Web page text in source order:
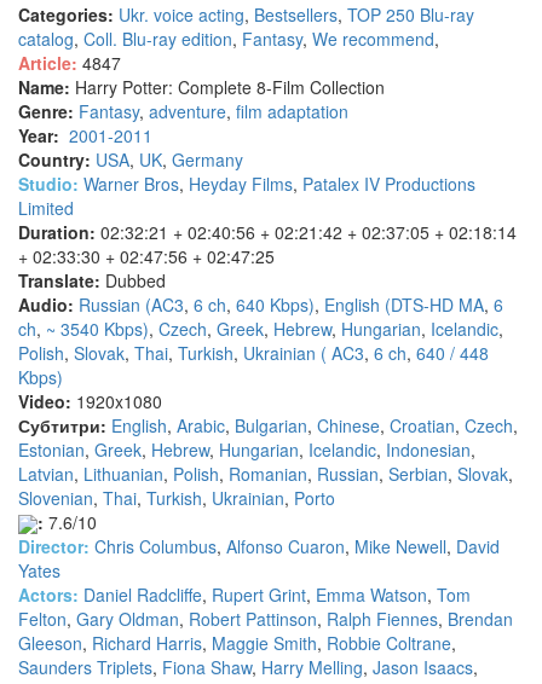
Categories: Ukr. voice acting, Bestsellers, TOP 250 Blu-ray
catalog, Coll. Blu-ray edition, Fantasy, We recommend,
Article: 4847
Name: Harry Potter: Complete 8-Film Collection
Genre: Fantasy, adventure, film adaptation
Year: 2001-2011
Country: USA, UK, Germany
Studio: Warner Bros, Heyday Films, Patalex IV Productions
Limited
Duration: 02:32:21 + 02:40:56 + 02:21:42 + 02:37:05 + 02:18:14
+ 02:33:30 + 02:47:56 + 02:47:25
Translate: Dubbed
Audio: Russian (AC3, 6 ch, 640 Kbps), English (DTS-HD MA, 6
ch, ~ 3540 Kbps), Czech, Greek, Hebrew, Hungarian, Icelandic,
Polish, Slovak, Thai, Turkish, Ukrainian ( AC3, 6 ch, 640 / 448
Kbps)
Video: 1920x1080
Субтитри: English, Arabic, Bulgarian, Chinese, Croatian, Czech,
Estonian, Greek, Hebrew, Hungarian, Icelandic, Indonesian,
Latvian, Lithuanian, Polish, Romanian, Russian, Serbian, Slovak,
Slovenian, Thai, Turkish, Ukrainian, Porto
: 7.6/10
Director: Chris Columbus, Alfonso Cuaron, Mike Newell, David
Yates
Actors: Daniel Radcliffe, Rupert Grint, Emma Watson, Tom
Felton, Gary Oldman, Robert Pattinson, Ralph Fiennes, Brendan
Gleeson, Richard Harris, Maggie Smith, Robbie Coltrane,
Saunders Triplets, Fiona Shaw, Harry Melling, Jason Isaacs,